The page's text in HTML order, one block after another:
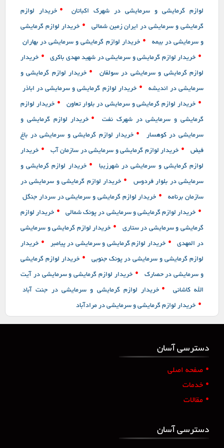
لوازم گرمایشی و سرمایشی در شهرک اکباتان • خریدار لوازم
گرمایشی و سرمایشی در ایران زمین شمالی • خریدار لوازم گرمایشی
و سرمایشی در بیمه • خریدار لوازم گرمایشی و سرمایشی در بهاران
• خریدار لوازم گرمایشی و سرمایشی در شهید مهدی باکری • خریدار
لوازم گرمایشی و سرمایشی در سولقان • خریدار لوازم گرمایشی و
سرمایشی در اندیشه • خریدار لوازم گرمایشی و سرمایشی در اباذر
• خریدار لوازم گرمایشی و سرمایشی در بلوار تعاون • خریدار لوازم
گرمایشی و سرمایشی در شهرک نفت • خریدار لوازم گرمایشی و
سرمایشی در کوهسار • خریدار لوازم گرمایشی و سرمایشی در باغ
فیض • خریدار لوازم گرمایشی و سرمایشی در سازمان آب • خریدار
لوازم گرمایشی و سرمایشی در شهرزیبا • خریدار لوازم گرمایشی و
سرمایشی در بلوار فردوس • خریدار لوازم گرمایشی و سرمایشی در
سازمان برنامه • خریدار لوازم گرمایشی و سرمایشی در سردار جنگل
• خریدار لوازم گرمایشی و سرمایشی در پونک شمالی • خریدار لوازم
گرمایشی و سرمایشی در ستاری • خریدار لوازم گرمایشی و سرمایشی
در المهدی • خریدار لوازم گرمایشی و سرمایشی در پیامبر • خریدار
لوازم گرمایشی و سرمایشی در پونک جنوبی • خریدار لوازم گرمایشی
و سرمایشی در حصارک • خریدار لوازم گرمایشی و سرمایشی در آیت
الله کاشانی • خریدار لوازم گرمایشی و سرمایشی در جنت آباد
• خریدار لوازم گرمایشی و سرمایشی در مرادآباد
دسترسی آسان
• صفحه اصلی
• خدمات
• مقالات
دسترسی آسان